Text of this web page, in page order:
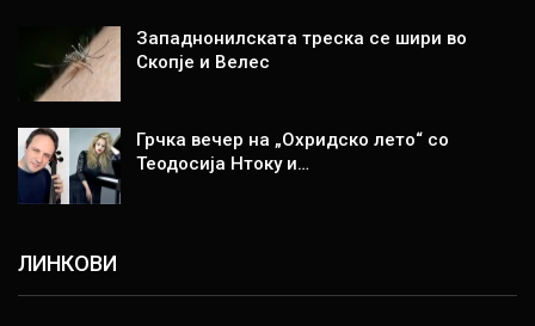
Западнонилската треска се шири во
Скопје и Велес
Грчка вечер на „Охридско лето“ со
Теодосија Нтоку и…
ЛИНКОВИ